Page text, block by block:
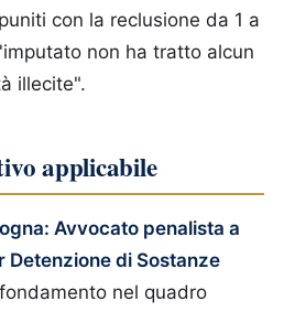
con la reclusione da 1 a
non ha tratto alcun
illecite".
applicabile
Avvocato penalista a
Detenzione di Sostanze
nel quadro